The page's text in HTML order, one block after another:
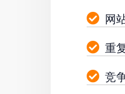
网
重
竞